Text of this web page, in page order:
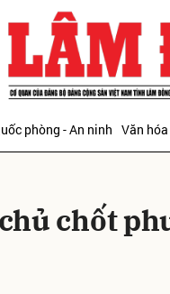
phòng - An ninh Văn
chốt
luận